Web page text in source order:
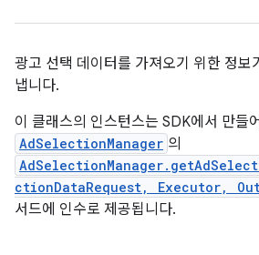
광고 선택 데이터를 가져오기 위한 정보
냅니다.
이 클래스의 인스턴스는 SDK에서 만들어
AdSelectionManager 의
ctionDataRequest, Executor,
서드에 인수로 제공됩니다.